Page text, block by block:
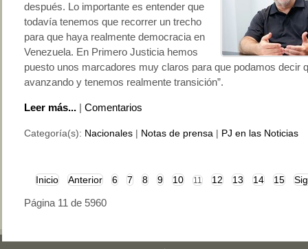
después. Lo importante es entender que
todavía tenemos que recorrer un trecho
para que haya realmente democracia en
Venezuela. En Primero Justicia hemos
puesto unos marcadores muy claros para que podamos decir
avanzando y tenemos realmente transición”.
Leer más... | Comentarios
Categoría(s): Nacionales | Notas de prensa | PJ en las Noticias
Inicio Anterior 6 7 8 9 10 11 12 13 14 15
Página 11 de 5960